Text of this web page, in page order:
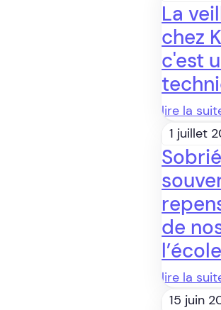
La
chez
c'est
lire la
1 juillet
de
lire la
15 juin